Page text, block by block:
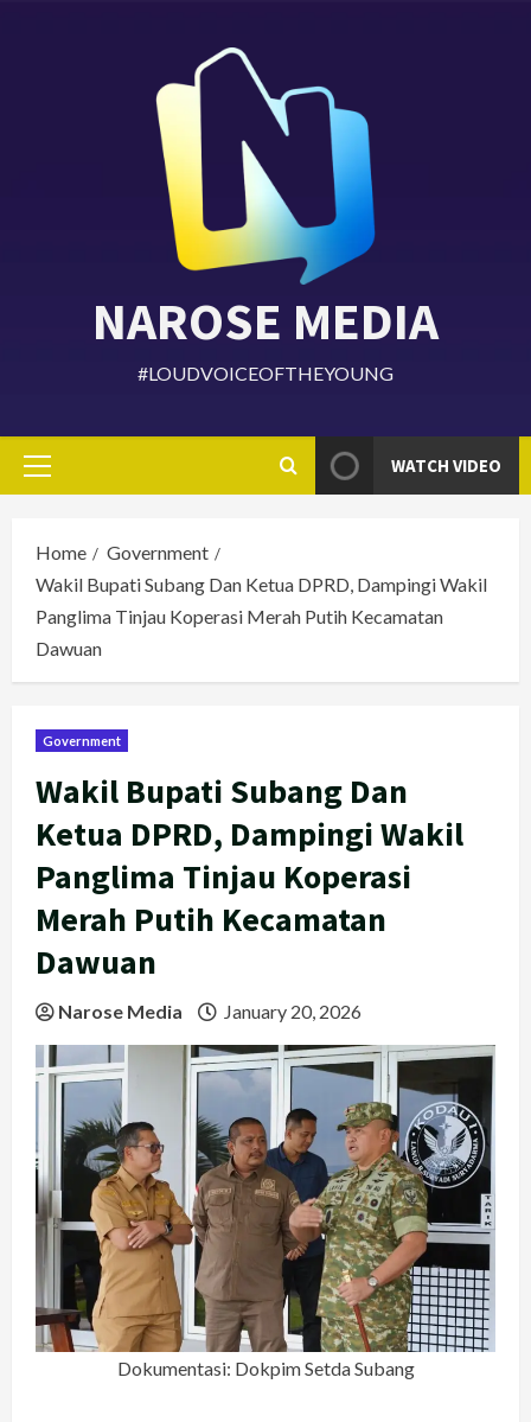
NAROSE MEDIA
#LOUDVOICEOFTHEYOUNG
Primary
WATCH VIDEO
Home
Government
Wakil Bupati Subang Dan Ketua DPRD, Dampingi Wakil
Panglima Tinjau Koperasi Merah Putih Kecamatan
Dawuan
Government
Wakil Bupati Subang Dan
Ketua DPRD, Dampingi Wakil
Panglima Tinjau Koperasi
Merah Putih Kecamatan
Dawuan
Narose Media January 20, 2026
Dokumentasi: Dokpim Setda Subang